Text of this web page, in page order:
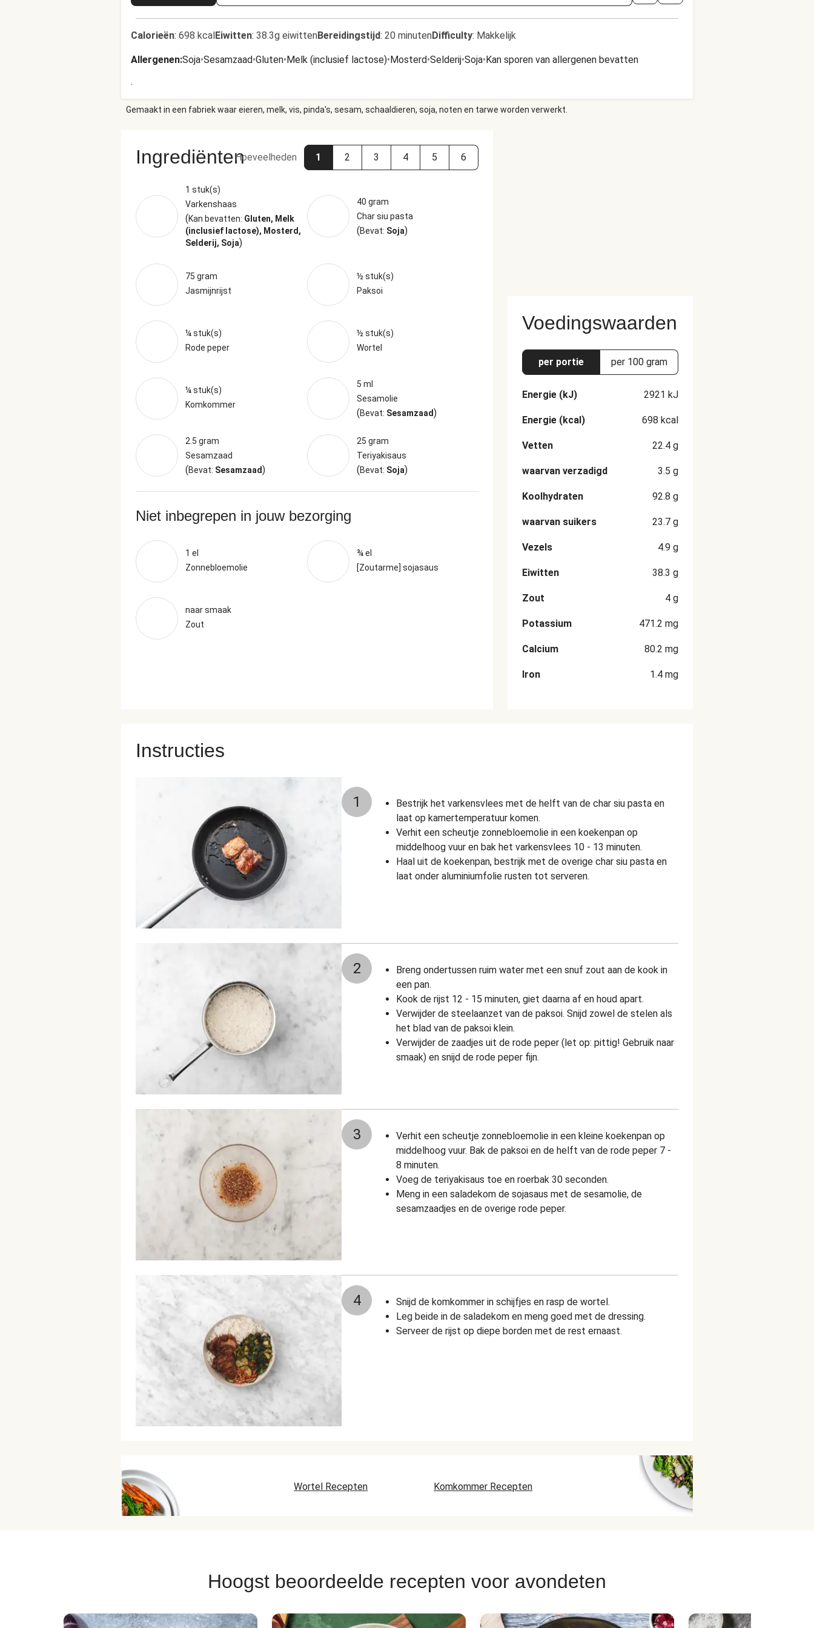
Calorieën: 698 kcalEiwitten: 38.3g eiwittenBereidingstijd: 20 minutenDifficulty: Makkelijk
Allergenen:Soja•Sesamzaad•Gluten•Melk (inclusief lactose)•Mosterd•Selderij•Soja•Kan sporen van allergenen bevatten
.
Gemaakt in een fabriek waar eieren, melk, vis, pinda's, sesam, schaaldieren, soja, noten en tarwe worden verwerkt.
IngrediëntenHoeveelheden 1 2 3 4 5 6
1 stuk(s)
Varkenshaas
(Kan bevatten: Gluten, Melk
(inclusief lactose), Mosterd,
Selderij, Soja)
40 gram
Char siu pasta
(Bevat: Soja)
75 gram
Jasmijnrijst
½ stuk(s)
Paksoi
¼ stuk(s)
Rode peper
½ stuk(s)
Wortel
¼ stuk(s)
Komkommer
5 ml
Sesamolie
(Bevat: Sesamzaad)
2.5 gram
Sesamzaad
(Bevat: Sesamzaad)
25 gram
Teriyakisaus
(Bevat: Soja)
Niet inbegrepen in jouw bezorging
1 el
Zonnebloemolie
¾ el
[Zoutarme] sojasaus
naar smaak
Zout
Voedingswaarden
per portie per 100 gram
Energie (kJ) 2921 kJ
Energie (kcal) 698 kcal
Vetten 22.4 g
waarvan verzadigd 3.5 g
Koolhydraten 92.8 g
waarvan suikers 23.7 g
Vezels 4.9 g
Eiwitten 38.3 g
Zout 4 g
Potassium 471.2 mg
Calcium 80.2 mg
Iron 1.4 mg
Instructies
1
Bestrijk het varkensvlees met de helft van de char siu pasta en
laat op kamertemperatuur komen.
Verhit een scheutje zonnebloemolie in een koekenpan op
middelhoog vuur en bak het varkensvlees 10 - 13 minuten.
Haal uit de koekenpan, bestrijk met de overige char siu pasta en
laat onder aluminiumfolie rusten tot serveren.
2
Breng ondertussen ruim water met een snuf zout aan de kook in
een pan.
Kook de rijst 12 - 15 minuten, giet daarna af en houd apart.
Verwijder de steelaanzet van de paksoi. Snijd zowel de stelen als
het blad van de paksoi klein.
Verwijder de zaadjes uit de rode peper (let op: pittig! Gebruik naar
smaak) en snijd de rode peper fijn.
3
Verhit een scheutje zonnebloemolie in een kleine koekenpan op
middelhoog vuur. Bak de paksoi en de helft van de rode peper 7 -
8 minuten.
Voeg de teriyakisaus toe en roerbak 30 seconden.
Meng in een saladekom de sojasaus met de sesamolie, de
sesamzaadjes en de overige rode peper.
4
Snijd de komkommer in schijfjes en rasp de wortel.
Leg beide in de saladekom en meng goed met de dressing.
Serveer de rijst op diepe borden met de rest ernaast.
Wortel Recepten Komkommer Recepten
Hoogst beoordeelde recepten voor avondeten